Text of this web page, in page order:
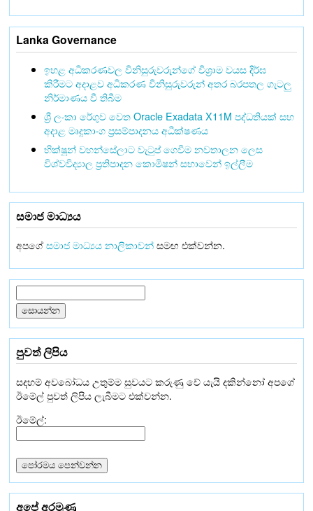
Lanka Governance
ඉහළ අධිකරණවල විනිසුරුවරුන්ගේ විශ්‍රාම වයස දීර්ඝ
කිරීමට අදාළව අධිකරණ විනිසුරුවරුන් අතර බරපතල ගැටලු
නිර්මාණය වී තිබීම
ශ්‍රී ලංකා රේගුව වෙත Oracle Exadata X11M පද්ධතියක් සහ
අදාළ මෘදුකාංග ප්‍රසම්පාදනය අධීක්ෂණය
භික්ෂූන් වහන්සේලාට වැටුප් ගෙවීම නවතාලන ලෙස
විශ්වවිද්‍යාල ප්‍රතිපාදන කොමිෂන් සභාවෙන් ඉල්ලීම
සමාජ මාධ්‍යය
අපගේසමාජ මාධ්‍යය නාලිකාවන්සමඟ එක්වන්න.
පුවත් ලිපිය
සදහම් අවබෝධය උතුම්ම සුවයට කරුණු වේ යැයි දකින්නෝ අපගේ
ඊමේල් පුවත් ලිපිය ලැබීමට එක්වන්න.
ඊමේල්:
අපේ අරමුණු